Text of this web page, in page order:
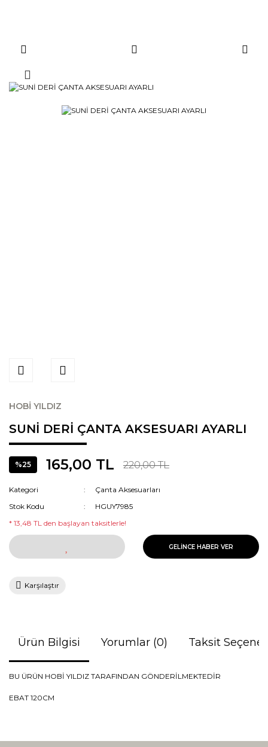
HOBİ YILDIZ
SUNİ DERİ ÇANTA AKSESUARI AYARLI
%25 165,00 TL 220,00 TL
Kategori
Çanta Aksesuarları
Stok Kodu
HGUY7985
* 13,48 TL den başlayan taksitlerle!
GELİNCE HABER VER
Karşılaştır
Ürün Bilgisi Yorumlar (0) Taksit
BU ÜRÜN HOBİ YILDIZ TARAFINDAN GÖNDERİLMEKTEDİR
EBAT 120CM
konularda yetersiz gördüğünüz noktaları öneri formunu